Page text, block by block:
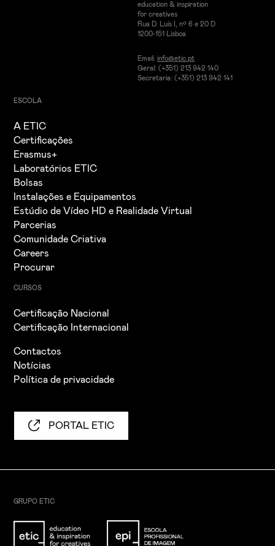
education & inspiration
for creatives
Rua D. Luís I, nº 6 e 20 D
1200-151 Lisboa
Email: info@etic.pt
Geral: (+351) 213 942 140
Secretaria: (+351) 213 942 141
ESCOLA
A ETIC
Certificações
Erasmus+
Laboratórios ETIC
Bolsas
Instalações e Equipamentos
Estúdio de Vídeo HD e Realidade Virtual
Parcerias
Comunidade Criativa
Careers
Procurar
CURSOS
Certificação Nacional
Certificação Internacional
Contactos
Notícias
Política de privacidade
PORTAL ETIC
GRUPO ETIC